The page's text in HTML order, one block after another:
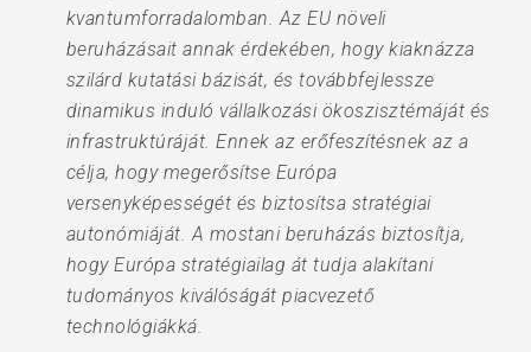
kvantumforradalomban. Az EU növeli
beruházásait annak érdekében, hogy kiaknázza
szilárd kutatási bázisát, és továbbfejlessze
dinamikus induló vállalkozási ökoszisztémáját és
infrastruktúráját. Ennek az erőfeszítésnek az a
célja, hogy megerősítse Európa
versenyképességét és biztosítsa stratégiai
autonómiáját. A mostani beruházás biztosítja,
hogy Európa stratégiailag át tudja alakítani
tudományos kiválóságát piacvezető
technológiákká.